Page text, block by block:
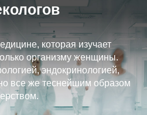
которая изучает
организму женщины.
эндокринологией,
все же теснейшим образом